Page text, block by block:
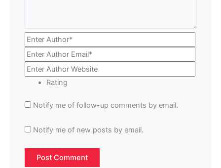
Rating
Notify me of follow-up comments by email.
Notify me of new posts by email.